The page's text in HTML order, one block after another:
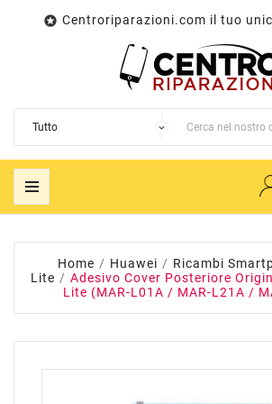
 Centroriparazioni.com il tuo
Home Huawei Ricambi
Lite
Adesivo Cover Posteriore
Lite (MAR-L01A / MAR-L21A /